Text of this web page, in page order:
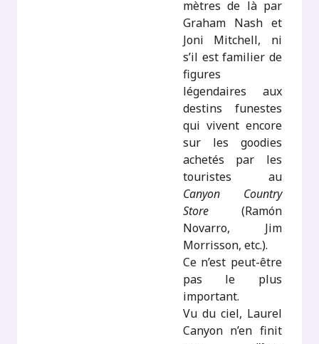
mètres de là par
Graham Nash et
Joni Mitchell, ni
s’il est familier de
figures
légendaires aux
destins funestes
qui vivent encore
sur les goodies
achetés par les
touristes au
Canyon Country
Store (Ramón
Novarro, Jim
Morrisson, etc.).
Ce n’est peut-être
pas le plus
important.
Vu du ciel, Laurel
Canyon n’en finit